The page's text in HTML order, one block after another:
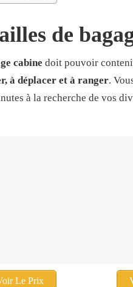
de
cabine doit pouvoir
à déplacer et à ranger.
à la recherche de vos
Le Prix